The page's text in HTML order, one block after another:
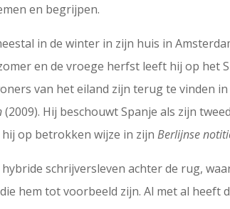
en begrijpen.
in de winter in zijn huis in
en de vroege herfst leeft hij op het
van het eiland zijn terug te vinden
(2009). Hij beschouwt Spanje als zijn
hij op betrokken wijze in zijnBerlijnse
schrijversleven achter de rug,
hem tot voorbeeld zijn. Al met al